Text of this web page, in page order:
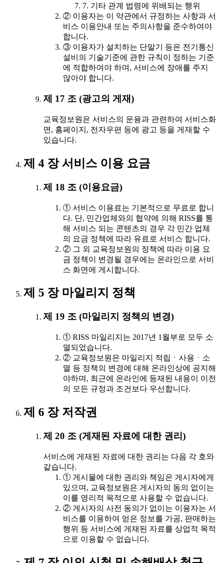
7. 기타 관계 법령에 위배되는 행위
② 이용자는 이 약관에서 규정하는 사항과 서
비스 이용안내 또는 주의사항을 준수하여야
합니다.
③ 이용자가 설치하는 단말기 등은 전기통신
설비의 기술기준에 관한 규칙이 정하는 기준
에 적합하여야 하며, 서비스에 장애를 주지
않아야 합니다.
제 17 조 (광고의 게재)
교육정보원은 서비스의 운용과 관련하여 서비스화
면, 홈페이지, 전자우편 등에 광고 등을 게재할 수
있습니다.
제 4 장 서비스 이용 요금
제 18 조 (이용요금)
① 서비스 이용료는 기본적으로 무료로 합니
다. 단, 민간업체와의 협약에 의해 RISS를 통
해 서비스 되는 콘텐츠의 경우 각 민간 업체
의 요금 정책에 따라 유료로 서비스 합니다.
② 그 외 교육정보원의 정책에 따라 이용 요
금 정책이 변경될 경우에는 온라인으로 서비
스 화면에 게시합니다.
제 5 장 마일리지 정책
제 19 조 (마일리지 정책의 변경)
① RISS 마일리지는 2017년 1월부로 모두 소
멸되었습니다.
② 교육정보원은 마일리지 적립ㆍ사용ㆍ소
멸 등 정책의 변경에 대해 온라인상에 공지해
야하며, 최근에 온라인에 등재된 내용이 이전
의 모든 규정과 조건보다 우선합니다.
제 6 장 저작권
제 20 조 (게재된 자료에 대한 권리)
서비스에 게재된 자료에 대한 권리는 다음 각 호와
같습니다.
① 게시물에 대한 권리와 책임은 게시자에게
있으며, 교육정보원은 게시자의 동의 없이는
이를 영리적 목적으로 사용할 수 없습니다.
② 게시자의 사전 동의가 없이는 이용자는 서
비스를 이용하여 얻은 정보를 가공, 판매하는
행위 등 서비스에 게재된 자료를 상업적 목적
으로 이용할 수 없습니다.